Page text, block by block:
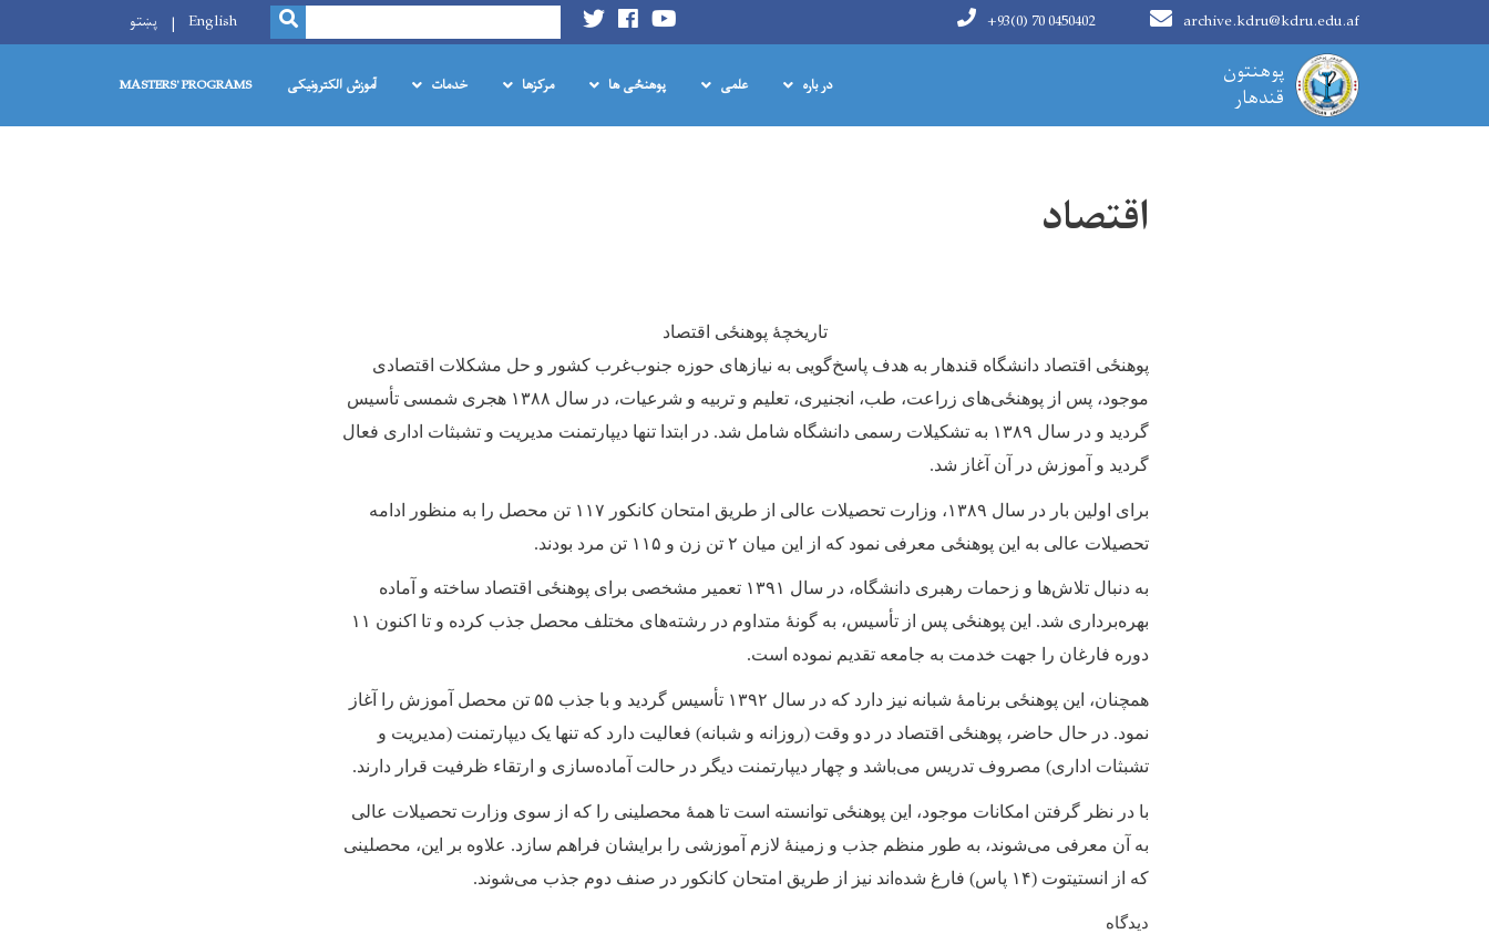
پوهنتون
قندهار
archive.kdru@kdru.edu.af
+93(0) 70 0450402
Search
SEARCH
English پښتو
Main navigation
در باره علمی پوهنځی ها مرکزها خدمات آموزش الکترونیکی MASTERS' PROGRAMS
اقتصاد
تاریخچهٔ پوهنځی اقتصاد
پوهنځی اقتصاد دانشگاه قندهار به هدف پاسخ‌گویی به نیازهای حوزه جنوب‌غرب کشور و حل مشکلات اقتصادی
موجود، پس از پوهنځی‌های زراعت، طب، انجنیری، تعلیم و تربیه و شرعیات، در سال ۱۳۸۸ هجری شمسی تأسیس
گردید و در سال ۱۳۸۹ به تشکیلات رسمی دانشگاه شامل شد. در ابتدا تنها دیپارتمنت مدیریت و تشبثات اداری فعال
گردید و آموزش در آن آغاز شد.
برای اولین بار در سال ۱۳۸۹، وزارت تحصیلات عالی از طریق امتحان کانکور ۱۱۷ تن محصل را به منظور ادامه
تحصیلات عالی به این پوهنځی معرفی نمود که از این میان ۲ تن زن و ۱۱۵ تن مرد بودند.
به دنبال تلاش‌ها و زحمات رهبری دانشگاه، در سال ۱۳۹۱ تعمیر مشخصی برای پوهنځی اقتصاد ساخته و آماده
بهره‌برداری شد. این پوهنځی پس از تأسیس، به گونهٔ متداوم در رشته‌های مختلف محصل جذب کرده و تا اکنون ۱۱
دوره فارغان را جهت خدمت به جامعه تقدیم نموده است.
همچنان، این پوهنځی برنامهٔ شبانه نیز دارد که در سال ۱۳۹۲ تأسیس گردید و با جذب ۵۵ تن محصل آموزش را آغاز
نمود. در حال حاضر، پوهنځی اقتصاد در دو وقت (روزانه و شبانه) فعالیت دارد که تنها یک دیپارتمنت (مدیریت و
تشبثات اداری) مصروف تدریس می‌باشد و چهار دیپارتمنت دیگر در حالت آماده‌سازی و ارتقاء ظرفیت قرار دارند.
با در نظر گرفتن امکانات موجود، این پوهنځی توانسته است تا همهٔ محصلینی را که از سوی وزارت تحصیلات عالی
به آن معرفی می‌شوند، به طور منظم جذب و زمینهٔ لازم آموزشی را برایشان فراهم سازد. علاوه بر این، محصلینی
که از انستیتوت (۱۴ پاس) فارغ شده‌اند نیز از طریق امتحان کانکور در صنف دوم جذب می‌شوند.
دیدگاه